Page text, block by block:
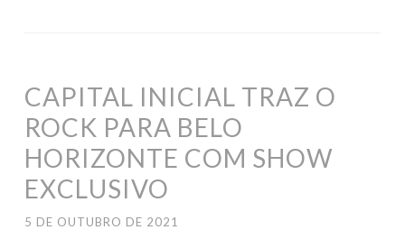
CAPITAL INICIAL TRAZ O
ROCK PARA BELO
HORIZONTE COM SHOW
EXCLUSIVO
5 DE OUTUBRO DE 2021